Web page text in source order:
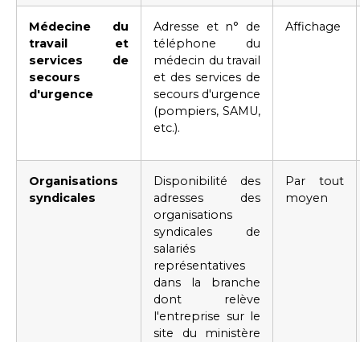
Médecine du
travail et
services de
secours
d'urgence
Adresse et n° de
téléphone du
médecin du travail
et des services de
secours d'urgence
(pompiers, SAMU,
etc.).
Affichage
Organisations
syndicales
Disponibilité des
adresses des
organisations
syndicales de
salariés
représentatives
dans la branche
dont relève
l'entreprise sur le
site du ministère
Par tout
moyen